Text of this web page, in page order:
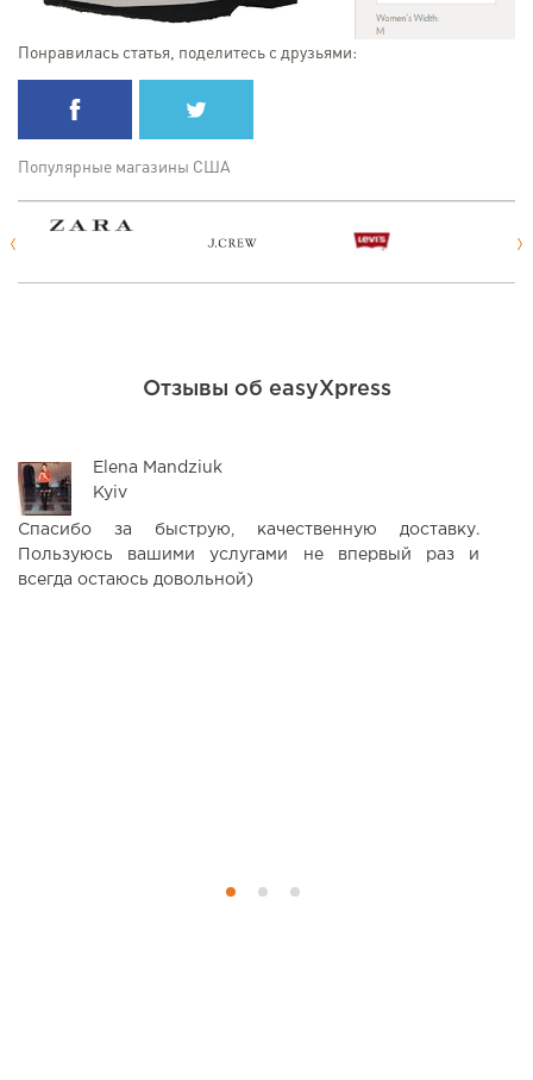
Понравилась статья, поделитесь с друзьями:
Популярные магазины США
Отзывы об easyXpress
Elena Mandziuk
Kyiv
Спасибо за быструю, качественную доставку.
Пользуюсь вашими услугами не впервый раз и
всегда остаюсь довольной)